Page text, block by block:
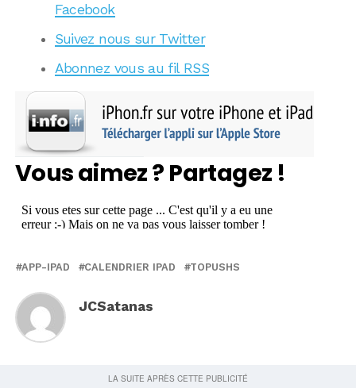
Facebook
Suivez nous sur Twitter
Abonnez vous au fil RSS
Vous aimez ? Partagez !
APP-IPAD CALENDRIER IPAD TOPUSHS
JCSatanas